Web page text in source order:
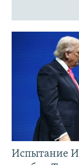
Испытание